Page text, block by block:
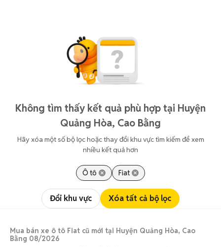
Không tìm thấy kết quả phù hợp tại Huyện
Quảng Hòa, Cao Bằng
Hãy xóa một số bộ lọc hoặc thay đổi khu vực tìm kiếm để xem
nhiều kết quả hơn
Ô tô Fiat
Đổi khu vực Xóa tất cả bộ lọc
Mua bán xe ô tô Fiat cũ mới tại Huyện Quảng Hòa, Cao
Bằng 08/2026